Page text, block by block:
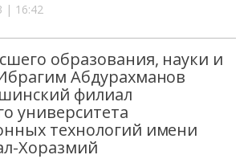
| 16:42
образования, науки и
Абдурахманов
филиал
университета
технологий имени
Хоразмий